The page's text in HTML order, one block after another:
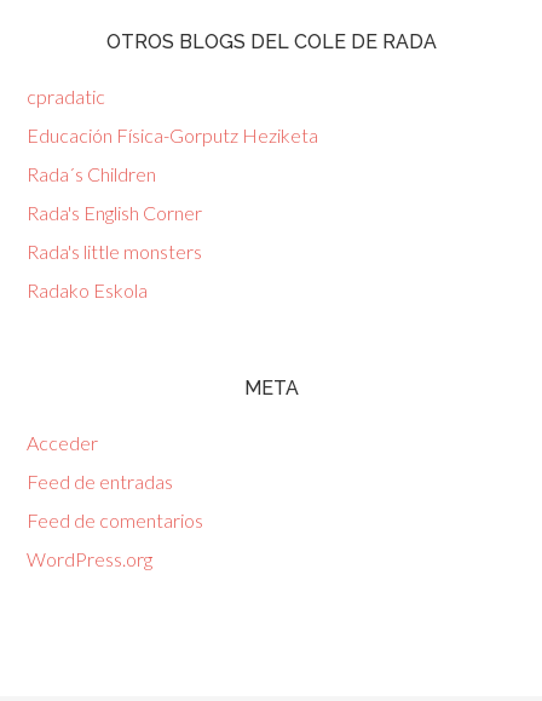
OTROS BLOGS DEL COLE DE RADA
cpradatic
Educación Física-Gorputz Heziketa
Rada´s Children
Rada's English Corner
Rada's little monsters
Radako Eskola
META
Acceder
Feed de entradas
Feed de comentarios
WordPress.org